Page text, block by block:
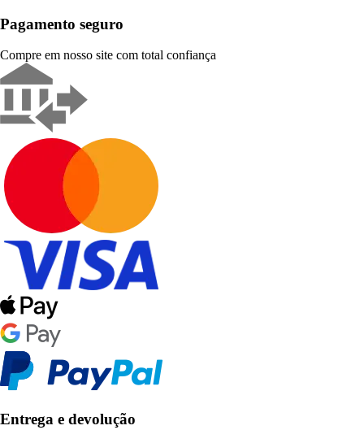
Pagamento seguro
Compre em nosso site com total confiança
Entrega e devolução